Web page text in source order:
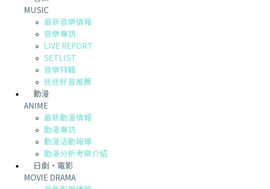
MUSIC
最新音樂情報
音樂專訪
LIVE REPORT
SETLIST
音樂特輯
迷迷好音推薦
動漫
ANIME
最新動漫情報
動漫專訪
動漫活動報導
動漫分析考察介紹
日劇・電影
MOVIE DRAMA